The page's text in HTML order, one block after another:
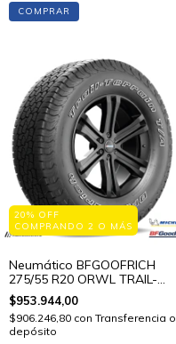
COMPRAR
20% OFF
COMPRANDO 2 O MÁS
Neumático BFGOOFRICH
275/55 R20 ORWL TRAIL-
TERRAIN T/A 113 T STD
$953.944,00
$906.246,80 con Transferencia o
depósito